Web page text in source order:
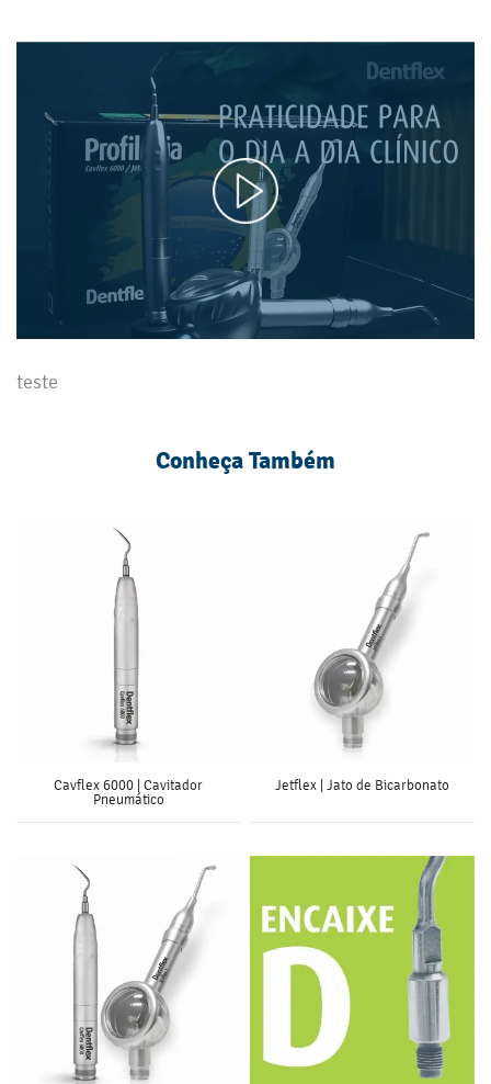
teste
Conheça Também
Cavflex 6000 | Cavitador
Pneumático
Jetflex | Jato de Bicarbonato